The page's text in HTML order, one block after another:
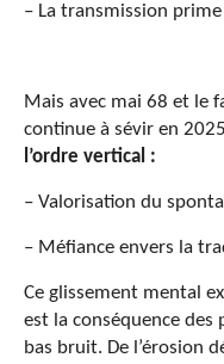
– La transmission
Mais avec mai 68 et le
continue à sévir en
l’ordre vertical :
– Valorisation du
– Méfiance envers la
Ce glissement mental
est la conséquence
bas bruit. De l’érosion